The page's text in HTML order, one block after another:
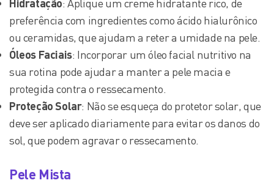
Hidratação: Aplique um creme hidratante rico, de
preferência com ingredientes como ácido hialurônico
ou ceramidas, que ajudam a reter a umidade na pele.
Óleos Faciais: Incorporar um óleo facial nutritivo na
sua rotina pode ajudar a manter a pele macia e
protegida contra o ressecamento.
Proteção Solar: Não se esqueça do protetor solar, que
deve ser aplicado diariamente para evitar os danos do
sol, que podem agravar o ressecamento.
Pele Mista